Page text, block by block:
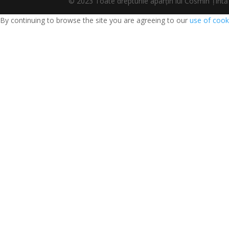
By continuing to browse the site you are agreeing to our use of